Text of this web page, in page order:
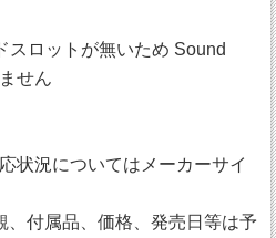
ロットが無いため Sound
せん
状況についてはメーカーサイ
付属品、価格、発売日等は予